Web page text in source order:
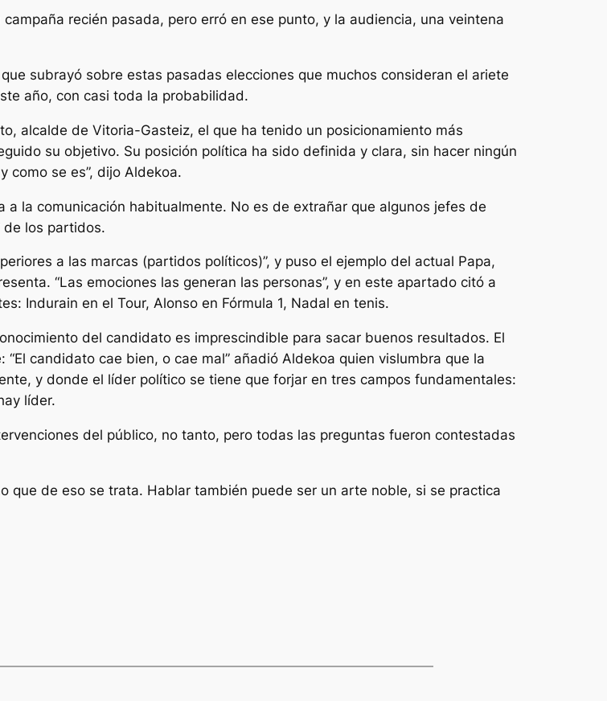
recién pasada, pero erró en ese punto, y la audiencia, una veintena
subrayó sobre estas pasadas elecciones que muchos consideran el ariete
año, con casi toda la probabilidad.
alcalde de Vitoria-Gasteiz, el que ha tenido un posicionamiento más
su objetivo. Su posición política ha sido definida y clara, sin hacer ningún
como se es”, dijo Aldekoa.
la comunicación habitualmente. No es de extrañar que algunos jefes de
de los partidos.
a las marcas (partidos políticos)”, y puso el ejemplo del actual Papa,
“Las emociones las generan las personas”, y en este apartado citó a
Indurain en el Tour, Alonso en Fórmula 1, Nadal en tenis.
del candidato es imprescindible para sacar buenos resultados. El
candidato cae bien, o cae mal” añadió Aldekoa quien vislumbra que la
y donde el líder político se tiene que forjar en tres campos fundamentales:
líder.
del público, no tanto, pero todas las preguntas fueron contestadas
que de eso se trata. Hablar también puede ser un arte noble, si se practica